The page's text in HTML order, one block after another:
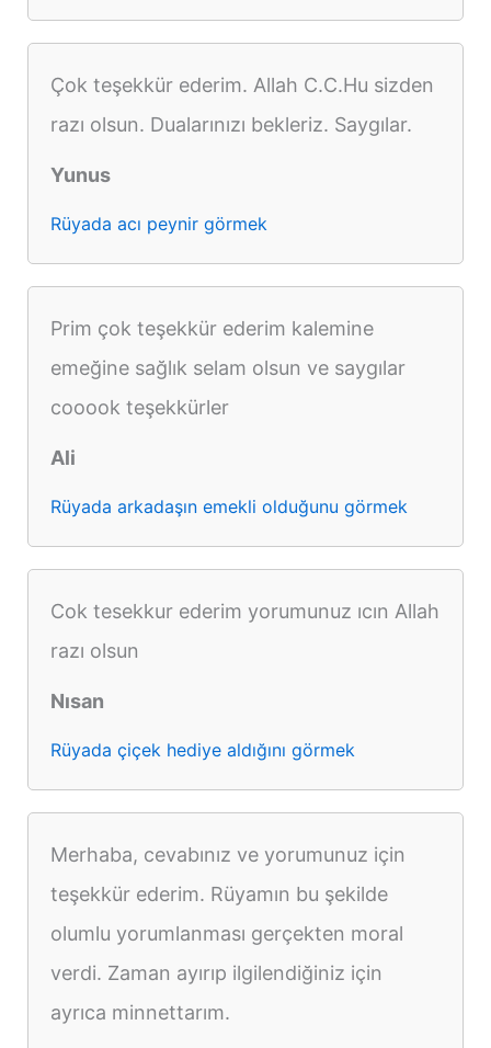
Çok teşekkür ederim. Allah C.C.Hu sizden
razı olsun. Dualarınızı bekleriz. Saygılar.
Yunus
Rüyada acı peynir görmek
Prim çok teşekkür ederim kalemine
emeğine sağlık selam olsun ve saygılar
cooook teşekkürler
Ali
Rüyada arkadaşın emekli olduğunu görmek
Cok tesekkur ederim yorumunuz ıcın Allah
razı olsun
Nısan
Rüyada çiçek hediye aldığını görmek
Merhaba, cevabınız ve yorumunuz için
teşekkür ederim. Rüyamın bu şekilde
olumlu yorumlanması gerçekten moral
verdi. Zaman ayırıp ilgilendiğiniz için
ayrıca minnettarım.